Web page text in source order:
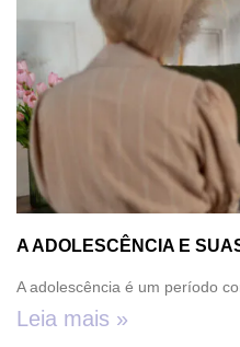
A ADOLESCÊNCIA E
A adolescência é um período
Leia mais »